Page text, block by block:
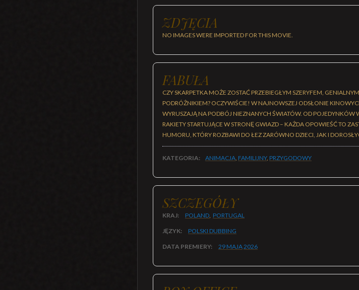
ZDJĘCIA
NO IMAGES WERE IMPORTED FOR THIS MOVIE.
FABUŁA
CZY SKARPETKA MOŻE ZOSTAĆ PRZEBIEGŁYM SZERYFEM,
PODRÓŻNIKIEM? OCZYWIŚCIE! W NAJNOWSZEJ ODSŁONIE
WYRUSZAJĄ NA PODBÓJ NIEZNANYCH ŚWIATÓW. OD POJEDYNKÓW
RAKIETY STARTUJĄCE W STRONĘ GWIAZD – KAŻDA OPOWIEŚĆ TO
HUMORU, KTÓRY ROZBAWI DO ŁEZ ZARÓWNO DZIECI, JAK I
KATEGORIA: ANIMACJA, FAMILIJNY, PRZYGODOWY
SZCZEGÓŁY
KRAJ: POLAND, PORTUGAL
JĘZYK: POLSKI DUBBING
DATA PREMIERY: 29 MAJA2026